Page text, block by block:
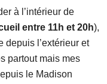
à l’intérieur de
entre 11h et 20h),
depuis l’extérieur et
partout mais mes
le Madison